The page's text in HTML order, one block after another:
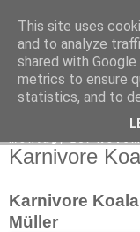
Sue's
Karnivore
Karnivore
Müller
This site uses
and to analyze
shared with
metrics to ensure
statistics, and to